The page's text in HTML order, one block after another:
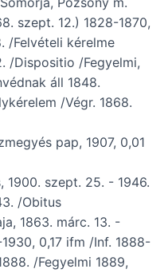
szept. 12.) 1828-1870,
/Felvételi kérelme
/Dispositio /Fegyelmi,
áll 1848.
/Végr. 1868.
pap, 1907, 0,01
1900. szept. 25. - 1946.
/Obitus
1863. márc. 13. -
0,17 ifm /Inf. 1888-
/Fegyelmi 1889,